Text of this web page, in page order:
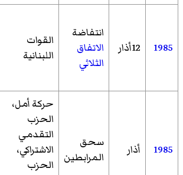
1985 12أذار
انتفاضة
الاتفاق
الثلاثي
القوات
اللبنانية
1985 أذار
سحق
المرابطين
حركة أمل،
الحزب
التقدمي
الاشتراكي،
الحزب